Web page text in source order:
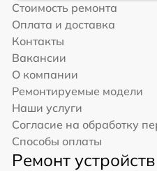
Стоимость ремонта
Оплата и доставка
Контакты
Вакансии
О компании
Ремонтируемые модели
Наши услуги
Согласие на обработку
Способы оплаты
Ремонт устройств